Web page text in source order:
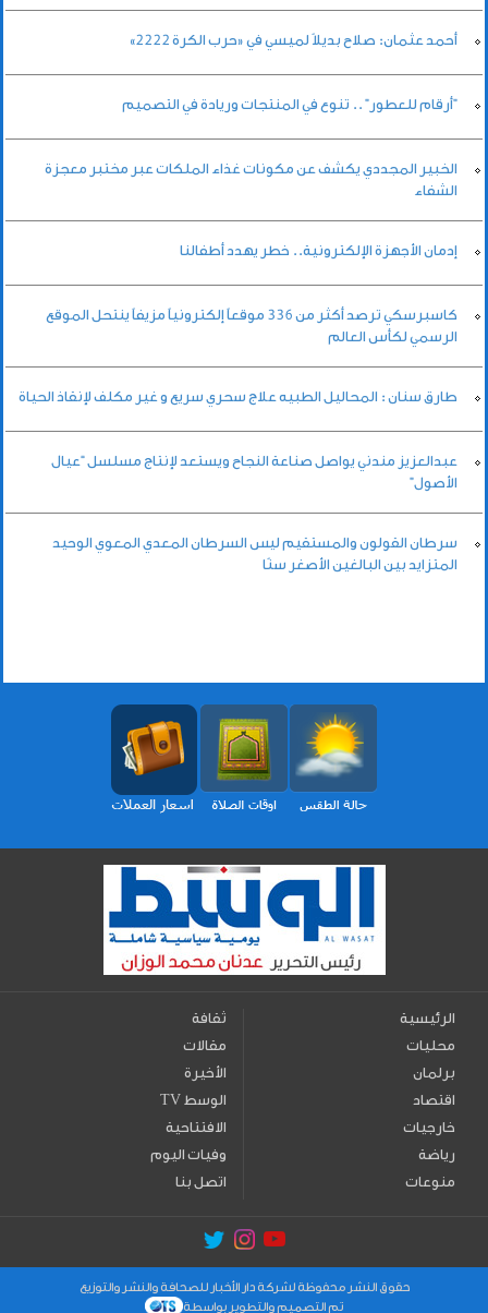
أحمد عثمان: صلاح بديلاً لميسي في «حرب الكرة 2222»
"أرقام للعطور" .. تنوع في المنتجات وريادة في التصميم
الخبير المجددي يكشف عن مكونات غذاء الملكات عبر مختبر معجزة
الشفاء
إدمان الأجهزة الإلكترونية.. خطر يهدد أطفالنا
كاسبرسكي ترصد أكثر من 336 موقعاً إلكترونياً مزيفاً ينتحل الموقع
الرسمي لكأس العالم
طارق سنان : المحاليل الطبيه علاج سحري سريع و غير مكلف لإنقاذ الحياة
عبدالعزيز مندني يواصل صناعة النجاح ويستعد لإنتاج مسلسل “عيال
الأصول”
سرطان القولون والمستقيم ليس السرطان المعدي المعوي الوحيد
المتزايد بين البالغين الأصغر سنًا
الرئيسية
محليات
برلمان
اقتصاد
خارجيات
رياضة
منوعات
ثقافة
مقالات
الأخيرة
TV الوسط
الافتتاحية
وفيات اليوم
اتصل بنا
حقوق النشر محفوظة لشركة دار الأخبار للصحافة والنشر والتوزيع
تم التصميم والتطوير بواسطة